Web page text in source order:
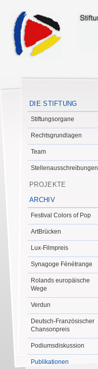
DIE STIFTUNG
Stiftungsorgane
Rechtsgrundlagen
Team
Stellenausschreibungen
PROJEKTE
ARCHIV
Festival Colors of Pop
ArtBrücken
Lux-Filmpreis
Synagoge Fénétrange
Rolands europäische
Wege
Verdun
Deutsch-Französischer
Chansonpreis
Podiumsdiskussion
Publikationen